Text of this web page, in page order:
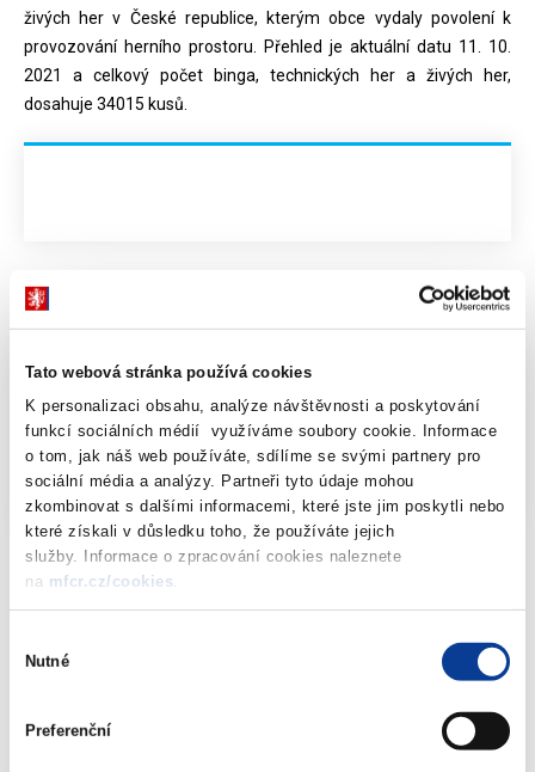
Tato webová stránka používá cookies
K personalizaci obsahu, analýze návštěvnosti a poskytování
funkcí sociálních médií využíváme soubory cookie. Informace
o tom, jak náš web používáte, sdílíme se svými partnery pro
sociální média a analýzy. Partneři tyto údaje mohou
zkombinovat s dalšími informacemi, které jste jim poskytli nebo
které získali v důsledku toho, že používáte jejich
služby. Informace o zpracování cookies naleznete
na mfcr.cz/cookies
souhlasu
Nutné
Preferenční
živých her v České republice, kterým obce vydaly povolení k
provozování herního prostoru. Přehled je aktuální datu 11. 10.
2021 a celkový počet binga, technických her a živých her,
dosahuje 34015 kusů.
Dokumenty ke stažení
Informativní přehled povolených hazardních
her dle ZHH - stav k 11.10. 2021 XLSX
(2155kB)